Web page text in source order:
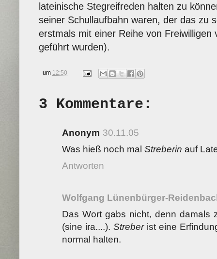
lateinische Stegreifreden halten zu
seiner Schullaufbahn waren, der das zu
erstmals mit einer Reihe von
geführt wurden).
um 12:50
3 Kommentare:
Anonym 30.11.05
Was hieß noch mal Streberin auf
Antworten
Wolfgang Lünenbürger-
Das Wort gabs nicht, denn damals
(sine ira....). Streberist eine
normal halten.